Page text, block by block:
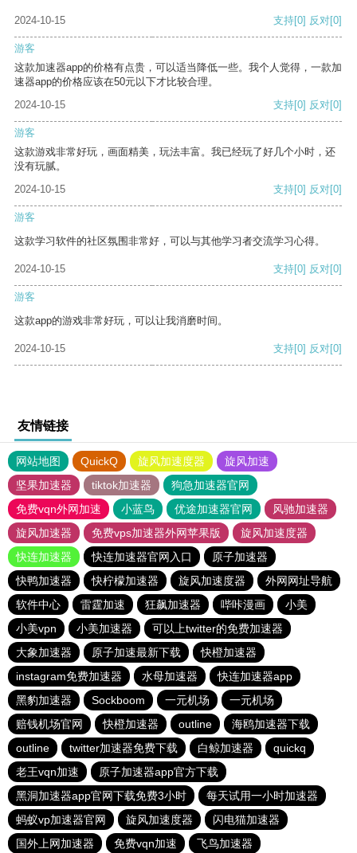
2024-10-15 支持[0] 反对[0]
游客
这款加速器app的价格有点贵，可以适当降低一些。我个人觉得，一款加
速器app的价格应该在50元以下才比较合理。
2024-10-15
支持[0] 反对[0]
游客
这款游戏非常好玩，画面精美，玩法丰富。我已经玩了好几个小时，还
没有玩腻。
2024-10-15
支持[0] 反对[0]
游客
这款学习软件的社区氛围非常好，可以与其他学习者交流学习心得。
2024-10-15 支持[0] 反对[0]
游客
这款app的游戏非常好玩，可以让我消磨时间。
2024-10-15 支持[0] 反对[0]
友情链接
网站地图 QuickQ 旋风加速度器
旋风加速
坚果加速器
tiktok加速器
狗急加速器官网
免费vqn外网加速
小蓝鸟 优途加速器官网
风驰加速器
旋风加速器
免费vps加速器外网苹果版
旋风加速度器
快连加速器
快连加速器官网入口
原子加速器
快鸭加速器
快柠檬加速器 旋风加速度器
外网网址导航
软件中心
雷霆加速 狂飙加速器 哔咔漫画
小美
小美vpn
小美加速器
可以上twitter的免费加速器
大象加速器
原子加速最新下载
快橙加速器
instagram免费加速器
水母加速器
快连加速器app
黑豹加速器
Sockboom 一元机场
一元机场
赔钱机场官网
快橙加速器 outline
海鸥加速器下载
outline
twitter加速器免费下载 白鲸加速器
quickq
老王vqn加速
原子加速器app官方下载
黑洞加速器app官网下载免费3小时
每天试用一小时加速器
蚂蚁vp加速器官网
旋风加速度器
闪电猫加速器
国外上网加速器
免费vqn加速 飞鸟加速器